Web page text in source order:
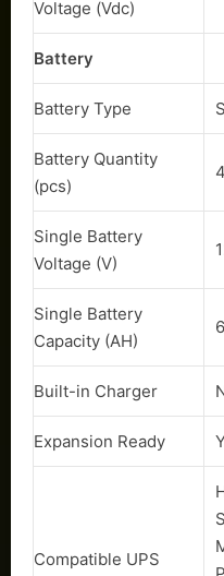
Voltage (Vdc)
Battery
Battery Type
Battery Quantity
(pcs)
Single Battery
Voltage (V)
Single Battery
Capacity (AH)
Built-in Charger
Expansion Ready
Compatible UPS